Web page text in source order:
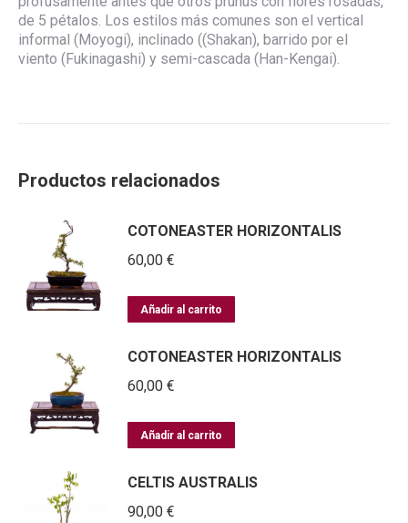
de 5 pétalos. Los estilos más comunes son el vertical
informal (Moyogi), inclinado ((Shakan), barrido por el
viento (Fukinagashi) y semi-cascada (Han-Kengai).
Productos relacionados
COTONEASTER HORIZONTALIS
60,00 €
Añadir al carrito
COTONEASTER HORIZONTALIS
60,00 €
Añadir al carrito
CELTIS AUSTRALIS
90,00 €